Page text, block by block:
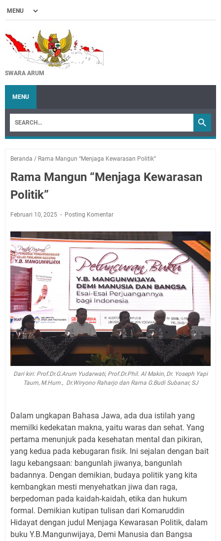
SWARA ARUM
MENU
Beranda / Rama Mangun “Menjaga Kewarasan Politik”
Rama Mangun “Menjaga Kewarasan
Politik”
Februari 10, 2025 Posting Komentar
Dari kiri: Prof.Dr.G.Arum Yudarwati, Prof.Dr.Phil. Al Makin, Dr. Yoseph Yapi
Taum, M.Hum., Dr.Wiryono Raharjo dan Rama G.Budi Subanar, SJ
Dalam ungkapan Bahasa Jawa, ada dua istilah yang
memilki kedekatan makna, yaitu waras dan sehat. Yang
pertama menunjuk pada kesehatan mental dan pikiran,
yang kedua pada kebugaran fisik. Ini sejalan dengan bait
lagu kebangsaan: bangunlah jiwanya, bangunlah
badannya. Dengan demikian, budaya politik yang kita
kembangkan mesti menyehatkan jiwa dan raga,
berpedoman pada kaidah-kaidah, etika dan hukum
formal. Demikian kutipan tulisan dari Komaruddin
Hidayat dengan judul Menjaga Kewarasan Politik, dalam
buku Y.B.Mangunwijaya, Demi Manusia dan Bangsa